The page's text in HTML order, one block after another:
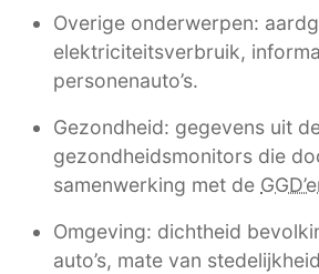
Overige onderwerpen:
elektriciteitsverbruik,
personenauto’s.
Gezondheid: gegevens uit
gezondheidsmonitors die
samenwerking met de
Omgeving: dichtheid
auto’s, mate van